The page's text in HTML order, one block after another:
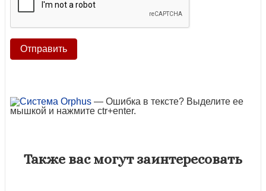
— Ошибка в тексте? Выделите ее
мышкой и нажмите ctr+enter.
Также вас могут заинтересовать